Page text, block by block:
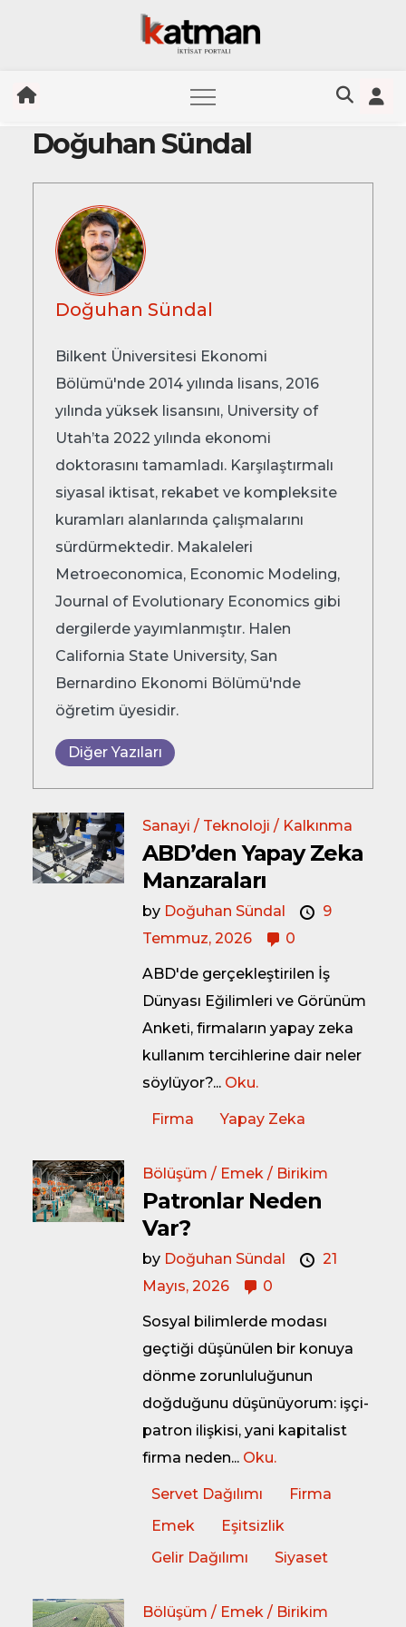
Doğuhan Sündal
Doğuhan Sündal
Bilkent Üniversitesi Ekonomi
Bölümü'nde 2014 yılında lisans, 2016
yılında yüksek lisansını, University of
Utah’ta 2022 yılında ekonomi
doktorasını tamamladı. Karşılaştırmalı
siyasal iktisat, rekabet ve kompleksite
kuramları alanlarında çalışmalarını
sürdürmektedir. Makaleleri
Metroeconomica, Economic Modeling,
Journal of Evolutionary Economics gibi
dergilerde yayımlanmıştır. Halen
California State University, San
Bernardino Ekonomi Bölümü'nde
öğretim üyesidir.
Diğer Yazıları
Sanayi / Teknoloji / Kalkınma
ABD’den Yapay Zeka
Manzaraları
by Doğuhan Sündal
9
Temmuz, 2026
0
ABD'de gerçekleştirilen İş
Dünyası Eğilimleri ve Görünüm
Anketi, firmaların yapay zeka
kullanım tercihlerine dair neler
söylüyor?... Oku.
Firma Yapay Zeka
Bölüşüm / Emek / Birikim
Patronlar Neden
Var?
by Doğuhan Sündal
21
Mayıs, 2026
0
Sosyal bilimlerde modası
geçtiği düşünülen bir konuya
dönme zorunluluğunun
doğduğunu düşünüyorum: işçi-
patron ilişkisi, yani kapitalist
firma neden... Oku.
Servet Dağılımı
Firma
Emek
Eşitsizlik
Gelir Dağılımı
Siyaset
Bölüşüm / Emek / Birikim